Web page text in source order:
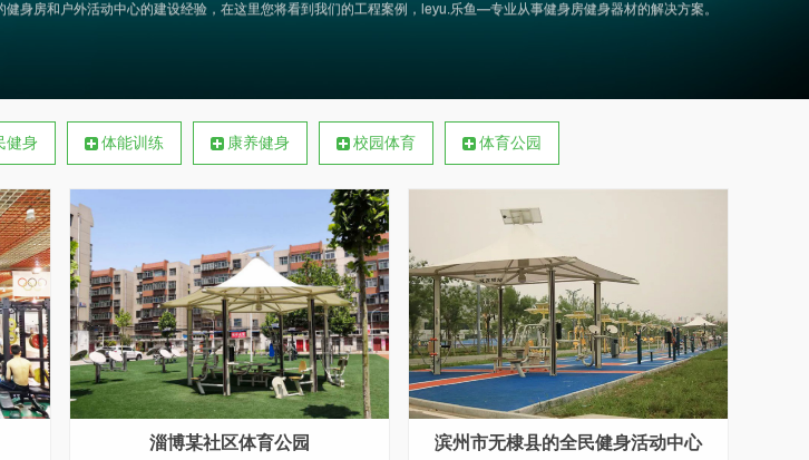
身房和户外活动中心的建设经验，在这里您将看到我们的工程案例，leyu.乐鱼—专业从事健身房健身器材的解决方案。
健身 体能训练 康养健身 校园体育 体育公园
淄博某社区体育公园 滨州市无棣县的全民健身活动中心